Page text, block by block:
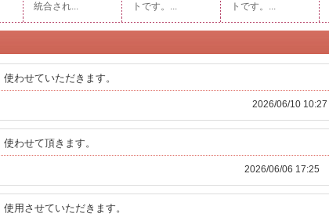
統合され...
トです。...
トです。...
わせていただきます。
2026/06/10 10:27
わせて頂きます。
2026/06/06 17:25
用させていただきます。